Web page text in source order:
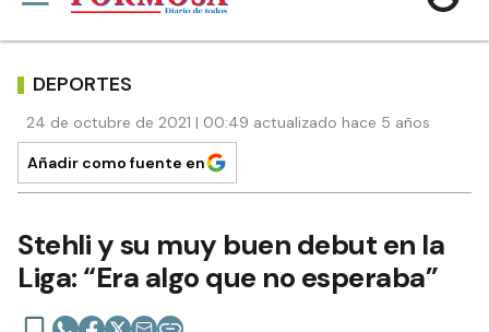
DEPORTES
24 de octubre de 2021 | 00:49 actualizado hace 5 años
Añadir como fuente en
Stehli y su muy buen debut en la
Liga: “Era algo que no esperaba”